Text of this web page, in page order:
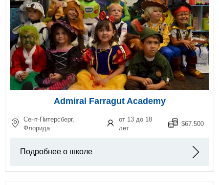
Admiral Farragut Academy
Сент-Питерсберг,
Флорида
от 13 до 18
лет
$67.500
Подробнее о школе